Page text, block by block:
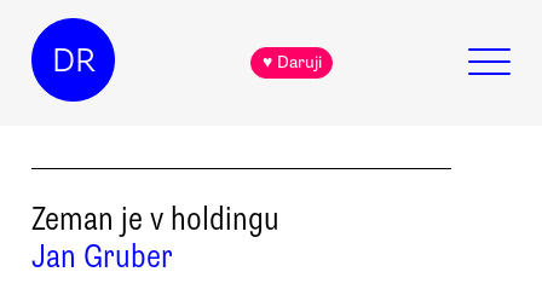
DR ♥ Daruji
Zeman je v holdingu
Jan Gruber